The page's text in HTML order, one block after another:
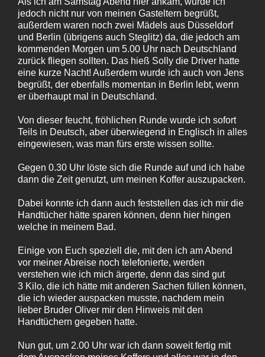
jedoch nicht nur von meinen Gasteltern begrüßt,
außerdem waren noch zwei Mädels aus Düsseldorf
und Berlin (übrigens auch Steglitz) da, die jedoch am
kommenden Morgen um 5.00 Uhr nach Deutschland
zurück fliegen sollten. Das hieß Solly die Driver hatte
eine kurze Nacht! Außerdem wurde ich auch von Jens
begrüßt, der ebenfalls momentan in Berlin lebt, wenn
er überhaupt mal in Deutschland.
Von dieser feucht, fröhlichen Runde wurde ich sofort
Teils in Deutsch, aber überwiegend in Englisch in alles
eingewiesen, was man fürs erste wissen sollte.
Gegen 0.30 Uhr löste sich die Runde auf und ich habe
dann die Zeit genutzt, um meinen Koffer auszupacken.
Dabei konnte ich dann auch feststellen das ich mir die
Handtücher hätte sparen können, denn hier hingen
welche in meinem Bad.
Einige von Euch speziell die, mit den ich am Abend
vor meiner Abreise noch telefonierte, werden
verstehen wie ich mich ärgerte, denn das sind gut
3 Kilo, die ich hätte mit anderen Sachen füllen können,
die ich wieder auspacken musste, nachdem mein
lieber Bruder Oliver mir den Hinweis mit den
Handtüchern gegeben hatte.
Nun gut, um 2.00 Uhr war ich dann soweit fertig mit